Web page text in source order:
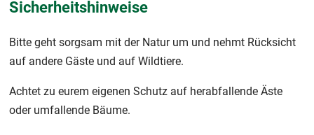
Sicherheitshinweise
Bitte geht sorgsam mit der Natur um und nehmt Rücksicht
auf andere Gäste und auf Wildtiere.
Achtet zu eurem eigenen Schutz auf herabfallende Äste
oder umfallende Bäume.